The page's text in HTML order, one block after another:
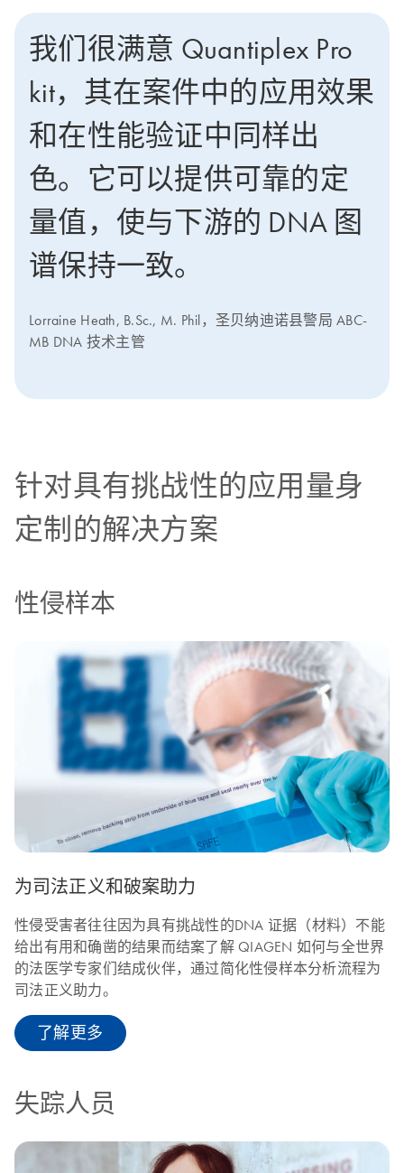
我们很满意 Quantiplex Pro
kit，其在案件中的应用效果
和在性能验证中同样出
色。它可以提供可靠的定
量值，使与下游的 DNA 图
谱保持一致。
Lorraine Heath, B.Sc., M. Phil，圣贝纳迪诺县警局 ABC-
MB DNA 技术主管
针对具有挑战性的应用量身
定制的解决方案
性侵样本
为司法正义和破案助力
性侵受害者往往因为具有挑战性的DNA 证据（材料）不能
给出有用和确凿的结果而结案了解 QIAGEN 如何与全世界
的法医学专家们结成伙伴，通过简化性侵样本分析流程为
司法正义助力。
了解更多
失踪人员